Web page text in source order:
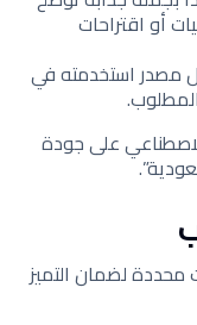
أو اقتراحات
استخدمته في
على جودة
محددة لضمان التميز